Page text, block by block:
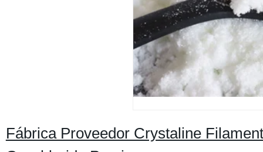
Fábrica Proveedor Crystaline